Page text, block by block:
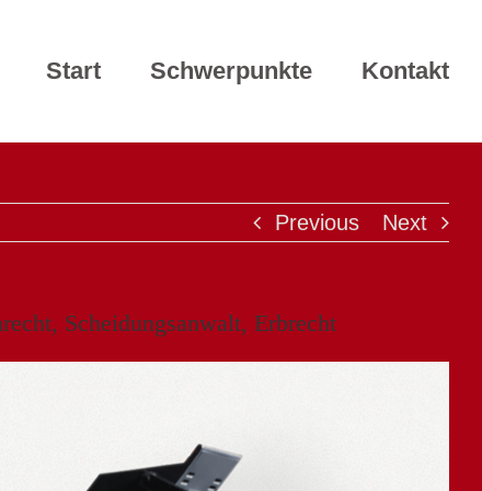
Start Schwerpunkte Kontakt
Previous Next
Scheidungsanwalt, Erbrecht